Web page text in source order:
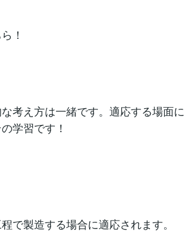
の分類が必要かというと、直接材
え方が異なるからです。直接材料
費が増えるわけではありません。
ん膨らんでいく原価と考えます。
ら！
考え方は一緒です。適応する場面
学習です！
で製造する場合に適応されます。